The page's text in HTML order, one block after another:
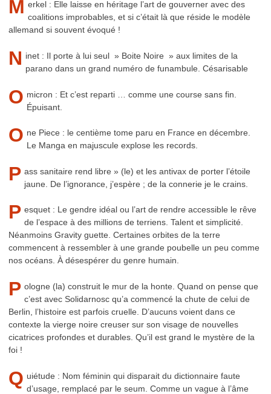
M erkel : Elle laisse en héritage l’art de gouverner avec des
coalitions improbables, et si c’était là que réside le modèle
allemand si souvent évoqué !
N inet : Il porte à lui seul » Boite Noire » aux limites de la
parano dans un grand numéro de funambule. Césarisable
O micron : Et c’est reparti … comme une course sans fin.
Épuisant.
O ne Piece : le centième tome paru en France en décembre.
Le Manga en majuscule explose les records.
P ass sanitaire rend libre » (le) et les antivax de porter l’étoile
jaune. De l’ignorance, j’espère ; de la connerie je le crains.
P esquet : Le gendre idéal ou l’art de rendre accessible le rêve
de l’espace à des millions de terriens. Talent et simplicité.
Néanmoins Gravity guette. Certaines orbites de la terre
commencent à ressembler à une grande poubelle un peu comme
nos océans. À désespérer du genre humain.
P ologne (la) construit le mur de la honte. Quand on pense que
c’est avec Solidarnosc qu’a commencé la chute de celui de
Berlin, l’histoire est parfois cruelle. D’aucuns voient dans ce
contexte la vierge noire creuser sur son visage de nouvelles
cicatrices profondes et durables. Qu’il est grand le mystère de la
foi !
Q uiétude : Nom féminin qui disparait du dictionnaire faute
d’usage, remplacé par le seum. Comme un vague à l’âme